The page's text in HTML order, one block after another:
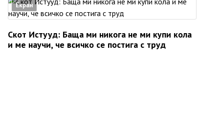
Екран
Скот Истууд: Баща ми никога не ми купи кола
и ме научи, че всичко се постига с труд